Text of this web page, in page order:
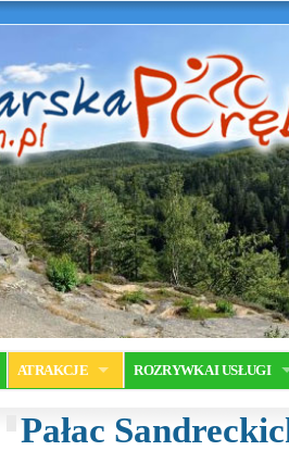
ATRAKCJE ROZRYWKA I USŁUGI
Pałac